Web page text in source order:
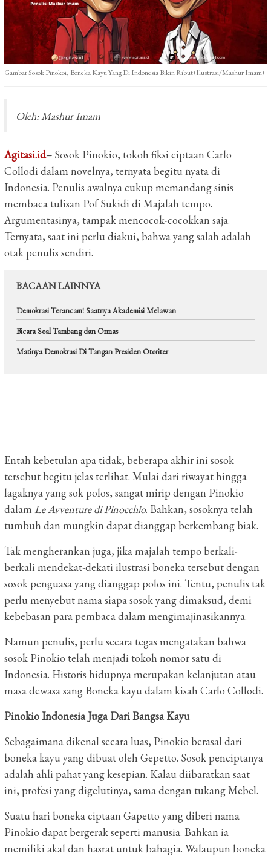
Gambar Sosok Pinokoi, Boneka Kayu Yang Di Indonesia Bikin Ribut (Ilustrasi/Mashur Imam)
Oleh: Mashur Imam
Agitasi.id– Sosok Pinokio, tokoh fiksi ciptaan Carlo
Collodi dalam novelnya, ternyata begitu nyata di
Indonesia. Penulis awalnya cukup memandang sinis
membaca tulisan Pof Sukidi di Majalah tempo.
Argumentasinya, tampak mencocok-cocokkan saja.
Ternyata, saat ini perlu diakui, bahwa yang salah adalah
otak penulis sendiri.
BACAAN LAINNYA
Demokrasi Terancam! Saatnya Akademisi Melawan
Bicara Soal Tambang dan Ormas
Matinya Demokrasi Di Tangan Presiden Otoriter
Entah kebetulan apa tidak, beberapa akhir ini sosok
tersebut begitu jelas terlihat. Mulai dari riwayat hingga
lagaknya yang sok polos, sangat mirip dengan Pinokio
dalam Le Avventure di Pinocchio. Bahkan, sosoknya telah
tumbuh dan mungkin dapat dianggap berkembang biak.
Tak mengherankan juga, jika majalah tempo berkali-
berkali mendekat-dekati ilustrasi boneka tersebut dengan
sosok penguasa yang dianggap polos ini. Tentu, penulis tak
perlu menyebut nama siapa sosok yang dimaksud, demi
kebebasan para pembaca dalam mengimajinasikannya.
Namun penulis, perlu secara tegas mengatakan bahwa
sosok Pinokio telah menjadi tokoh nomor satu di
Indonesia. Historis hidupnya merupakan kelanjutan atau
masa dewasa sang Boneka kayu dalam kisah Carlo Collodi.
Pinokio Indonesia Juga Dari Bangsa Kayu
Sebagaimana dikenal secara luas, Pinokio berasal dari
boneka kayu yang dibuat oleh Gepetto. Sosok penciptanya
adalah ahli pahat yang kesepian. Kalau diibaratkan saat
ini, profesi yang digelutinya, sama dengan tukang Mebel.
Suatu hari boneka ciptaan Gapetto yang diberi nama
Pinokio dapat bergerak seperti manusia. Bahkan ia
memiliki akal dan hasrat untuk bahagia. Walaupun boneka